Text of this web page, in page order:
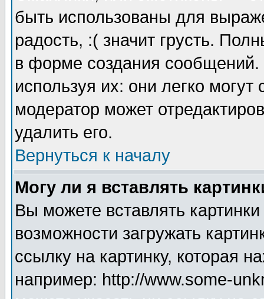
быть использованы для
радость, :( значит грусть.
в форме создания сообщений.
используя их: они легко
модератор может
удалить его.
Вернуться к началу
Могу ли я вставлять
Вы можете вставлять
возможности загружать
ссылку на картинку, которая
например: http://www.some-